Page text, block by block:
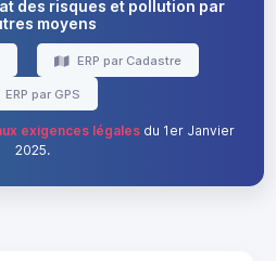
des risques et pollution par
moyens
ERP par Cadastre
ERP par GPS
exigences légalesdu 1er Janvier
2025.